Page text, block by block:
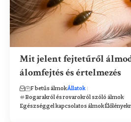
Mit jelent fejtetűről
álomfejtés és értelmezés
F betűs álmokÁllatok
Bogarakról és rovarokról szóló álmok
Egészséggel kapcsolatos álmok